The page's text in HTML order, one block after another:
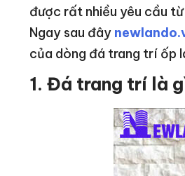
được rất nhiều yêu cầu
Ngay sau đây
của dòng đá trang trí ốp
1. Đá trang trí là